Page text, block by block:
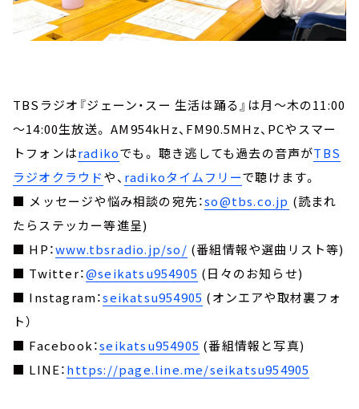
TBSラジオ『ジェーン・スー 生活は踊る』は月～木の11:00
～14:00生放送。 AM954kHz、FM90.5MHz、PCやスマー
トフォンはradikoでも。 聴き逃しても過去の音声がTBS
ラジオクラウドや、 radikoタイムフリーで聴けます。
■ メッセージや悩み相談の宛先：so@tbs.co.jp (読まれ
たらステッカー等進呈)
■ HP：www.tbsradio.jp/so/ (番組情報や選曲リスト等)
■ Twitter：@seikatsu954905 (日々のお知らせ)
■ Instagram：seikatsu954905 (オンエアや取材裏フォ
ト）
■ Facebook：seikatsu954905 (番組情報と写真)
■ LINE：https://page.line.me/seikatsu954905